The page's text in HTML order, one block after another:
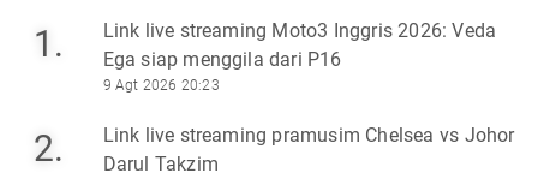
1.
Link live streaming Moto3 Inggris 2026: Veda
Ega siap menggila dari P16
9 Agt 2026 20:23
2.
Link live streaming pramusim Chelsea vs Johor
Darul Takzim